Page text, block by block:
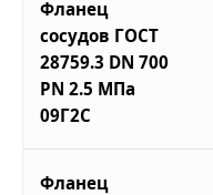
Фланец
сосудов ГОСТ
28759.3 DN 700
PN 2.5 МПа
09Г2С
Фланец